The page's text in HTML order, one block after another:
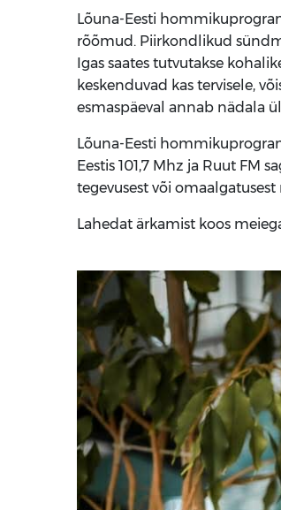
Lõuna-Eesti
rõõmud. Piirkondlikud
Igas saates tutvutakse
keskenduvad kas tervisele,
esmaspäeval annab nädala
Lõuna-Eesti
Eestis 101,7 Mhz ja Ruut FM
tegevusest või
Lahedat ärkamist koos